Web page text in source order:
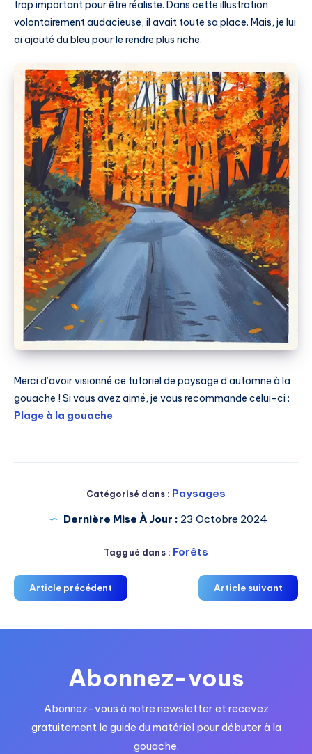
trop important pour être réaliste. Dans cette illustration
volontairement audacieuse, il avait toute sa place. Mais, je lui
ai ajouté du bleu pour le rendre plus riche.
Merci d’avoir visionné ce tutoriel de paysage d’automne à la
gouache ! Si vous avez aimé, je vous recommande celui-ci :
Plage à la gouache
Catégorisé dans : Paysages
Dernière Mise À Jour : 23 Octobre 2024
Taggué dans : Forêts
Article précédent Article suivant
Abonnez-vous
Abonnez-vous à notre newsletter et recevez
gratuitement le guide du matériel pour débuter à la
gouache.